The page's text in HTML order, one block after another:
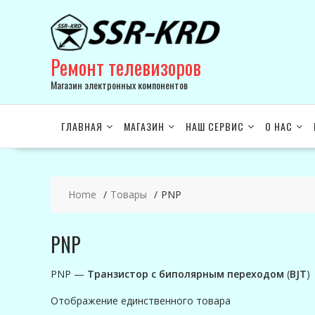
Ремонт телевизоров
Магазин электронных компонентов
ГЛАВНАЯ МАГАЗИН НАШ СЕРВИС О НАС
Home Товары PNP
PNP
PNP — Транзистор с биполярным переходом (BJT)
Отображение единственного товара